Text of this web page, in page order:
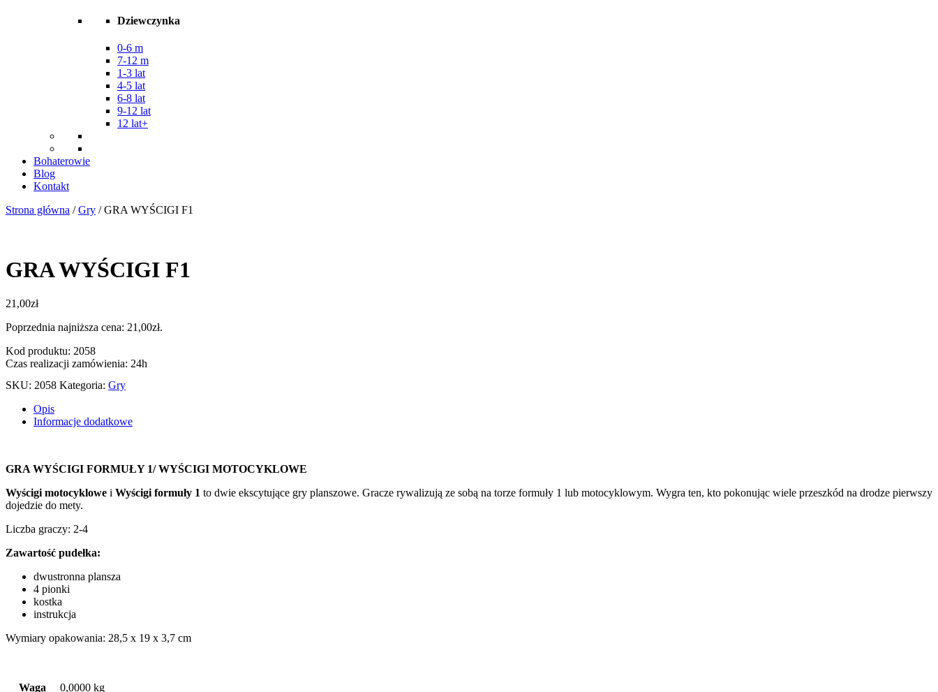
Dziewczynka
0-6 m
7-12 m
1-3 lat
4-5 lat
6-8 lat
9-12 lat
12 lat+
Bohaterowie
Blog
Kontakt
Strona główna /Gry / GRA WYŚCIGI F1
GRA WYŚCIGI F1
21,00zł
Poprzednia najniższa cena: 21,00zł.
Kod produktu: 2058
Czas realizacji zamówienia: 24h
SKU: 2058 Kategoria: Gry
Opis
Informacje dodatkowe
GRA WYŚCIGI FORMUŁY 1/ WYŚCIGI MOTOCYKLOWE
Wyścigi motocyklowe i Wyścigi formuły 1 to dwie ekscytujące gry planszowe. Gracze rywalizują ze sobą na torze formuły 1 lub motocyklowym. Wygra ten, kto pokonując wiele przeszkód na drodze pierwszy
dojedzie do mety.
Liczba graczy: 2-4
Zawartość pudełka:
dwustronna plansza
4 pionki
kostka
instrukcja
Wymiary opakowania: 28,5 x 19 x 3,7 cm
Waga 0,0000 kg